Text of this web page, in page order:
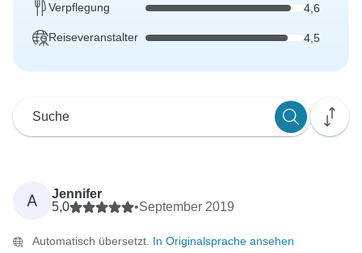
Verpflegung 4,6
Reiseveranstalter 4,5
A
Jennifer
5,0
•September 2019
Automatisch übersetzt. In Originalsprache ansehen